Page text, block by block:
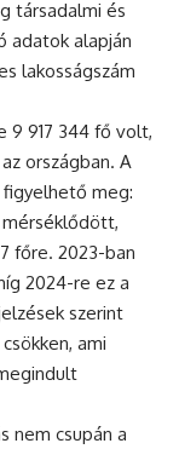
társadalmi és
adatok alapján
lakosságszám
9 917 344 fő volt,
országban. A
meg:
mérséklődött,
főre. 2023-ban
2024-re ez a
szerint
ami
nem csupán a